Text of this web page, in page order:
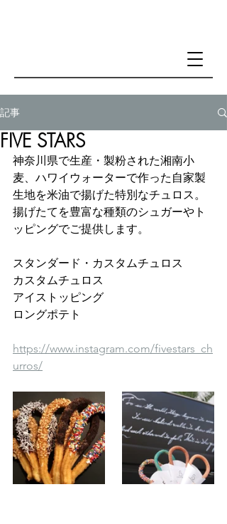
記事
FIVE STARS
神奈川県で生産・製粉された湘南小
麦、ハワイウォーターで作った自家製
生地を米油で揚げた特別なチュロス。
揚げたてを豊富な種類のシュガーやト
ッピングでご提供します。
スタンダード・カスタムチュロス
カスタムチュロス
アイストッピング
ロングポテト
https://www.instagram.com/fivestars_ch
urros/